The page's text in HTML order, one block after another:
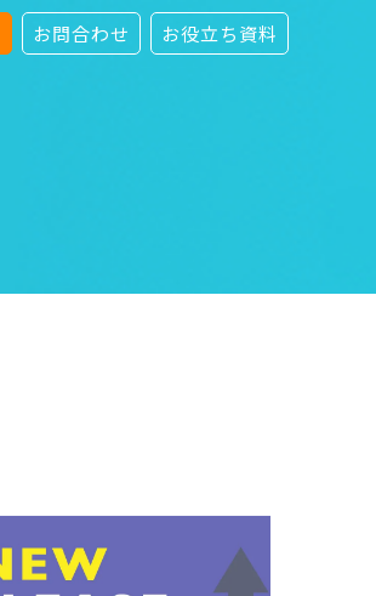
お問合わせ お役立ち資料